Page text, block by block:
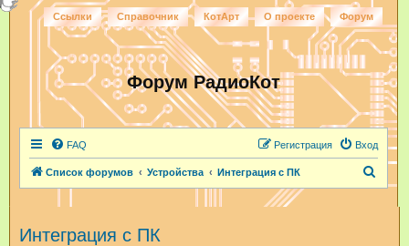
Ссылки Справочник КотАрт О проекте Форум
Форум РадиоКот
FAQ Вход
Регистрация
Список форумов Устройства Интеграция с ПК
Интеграция с ПК